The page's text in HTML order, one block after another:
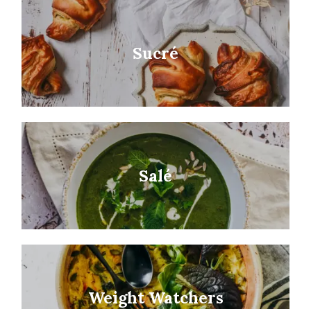
Sucré
Salé
Weight Watchers